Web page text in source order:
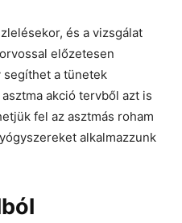
és a vizsgálat
előzetesen
a tünetek
akció tervből azt is
fel az asztmás roham
alkalmazzunk